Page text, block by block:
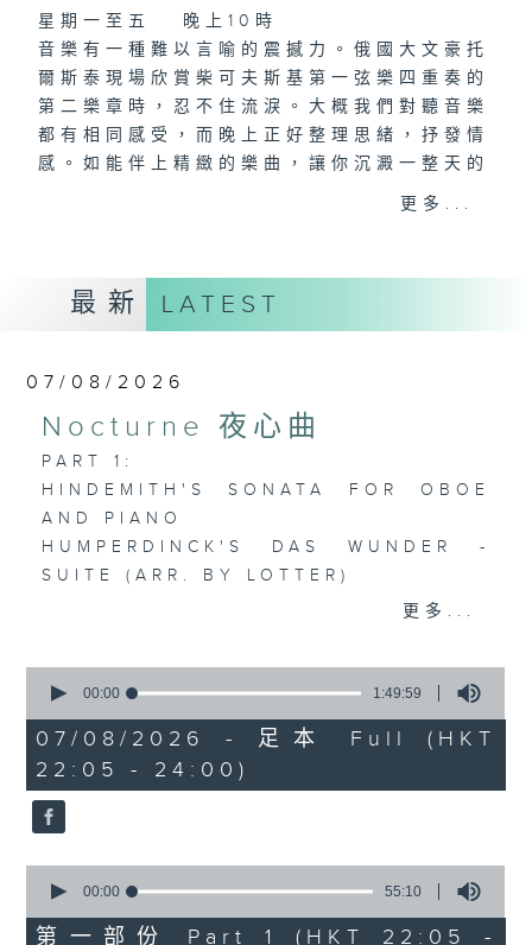
星期一至五 晚上10時
音樂有一種難以言喻的震撼力。俄國大文豪托
爾斯泰現場欣賞柴可夫斯基第一弦樂四重奏的
第二樂章時，忍不住流淚。大概我們對聽音樂
都有相同感受，而晚上正好整理思緒，抒發情
感。如能伴上精緻的樂曲，讓你沉澱一整天的
心曲」，在曼妙的美樂之中重新得力。
更多...
最新 LATEST
07/08/2026
Nocturne 夜心曲
PART 1:
HINDEMITH'S SONATA FOR OBOE
AND PIANO
HUMPERDINCK'S DAS WUNDER -
SUITE (ARR. BY LOTTER)
FALLA'S SUITE POPULAIRE
PART 2:
COLERIDGE-TAYLOR'S GIPSY SUITE
FOR VIOLIN AND PIANO, OP.20
(ARR. BY ARTOK)
MOZART'S CONCERTO FOR VIOLIN
TAILLEFERRE'S DANS LE STYLE
LOUIS XV - SUITE FOR
更多...
seconds
1
hour,
49
minutes,
59
seconds
00:00 1:49:59
07/08/2026 - 足本 Full (HKT
22:05 - 24:00)
seconds
55
00:00 55:10
第一部份 Part 1 (HKT 22:05 -